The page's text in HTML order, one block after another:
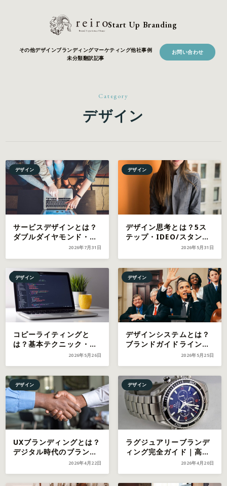
Start Up Branding
その他デザインブランディングマーケティング他社事例
未分類翻訳記事
お問い合わせ
Category
デザイン
デザイン
サービスデザインとは？
ダブルダイヤモンド・サ
ービスブループリント・
2026年7月31日
デザイン
デザイン思考とは？5ス
テップ・IDEO/スタンフ
ォードd.schoolの手法と
2026年5月31日
デザイン
コピーライティングと
は？基本テクニック・フ
レームワーク・ブランド
2026年5月26日
デザイン
デザインシステムとは？
ブランドガイドラインと
の違い・構築方法・運用
2026年5月25日
デザイン
UXブランディングとは？
デジタル時代のブランド
体験設計とUXデザイン連
2026年4月22日
デザイン
ラグジュアリーブランデ
ィング完全ガイド｜高級
ブランド構築戦略と世界
【2026年最新】
2026年4月20日